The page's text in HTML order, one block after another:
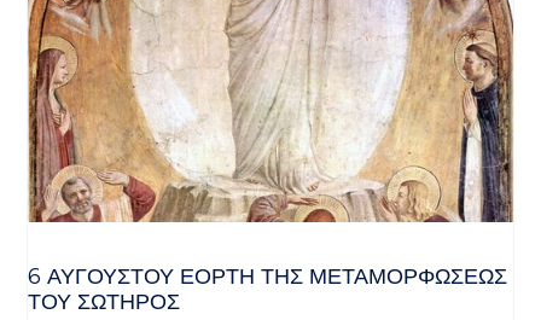
6 ΑΥΓΟΥΣΤΟΥ ΕΟΡΤΗ ΤΗΣ ΜΕΤΑΜΟΡΦΩΣΕΩΣ
ΤΟΥ ΣΩΤΗΡΟΣ